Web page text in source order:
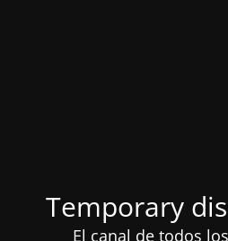
Temporary
El canal de todos